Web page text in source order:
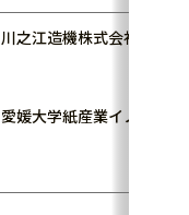
川之江造機株式会
愛媛大学紙産業イノベー